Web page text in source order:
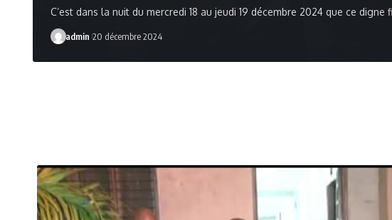
C’est dans la nuit du mercredi 18 au jeudi 19 décembre 2024 que ce digne
admin 20 décembre 2024